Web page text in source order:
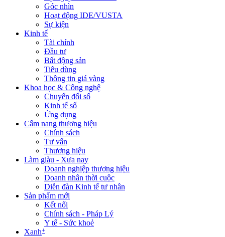
Góc nhìn
Hoạt động IDE/VUSTA
Sự kiện
Kinh tế
Tài chính
Đầu tư
Bất động sản
Tiêu dùng
Thông tin giá vàng
Khoa học & Công nghệ
Chuyển đổi số
Kinh tế số
Ứng dụng
Cẩm nang thương hiệu
Chính sách
Tư vấn
Thương hiệu
Làm giàu - Xưa nay
Doanh nghiệp thương hiệu
Doanh nhân thời cuộc
Diễn đàn Kinh tế tư nhân
Sản phẩm mới
Kết nối
Chính sách - Pháp Lý
Y tế - Sức khoẻ
Xanh+